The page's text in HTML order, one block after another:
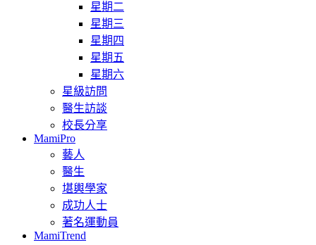
星期二
星期三
星期四
星期五
星期六
星級訪問
醫生訪談
校長分享
MamiPro
藝人
醫生
堪輿學家
成功人士
著名運動員
MamiTrend